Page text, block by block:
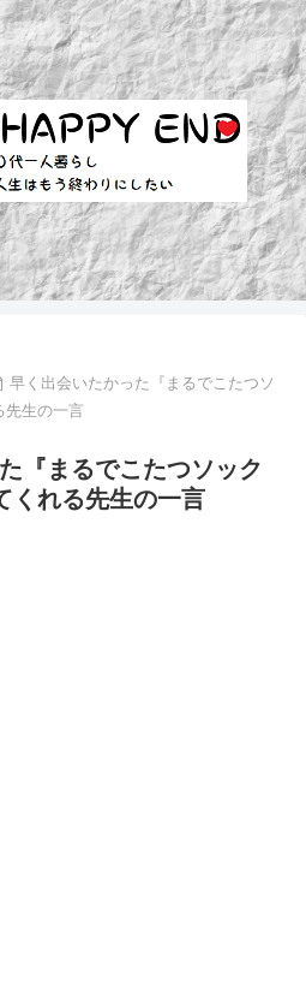
早く出会いたかった『まるでこたつソ
先生の一言
『まるでこたつソック
くれる先生の一言